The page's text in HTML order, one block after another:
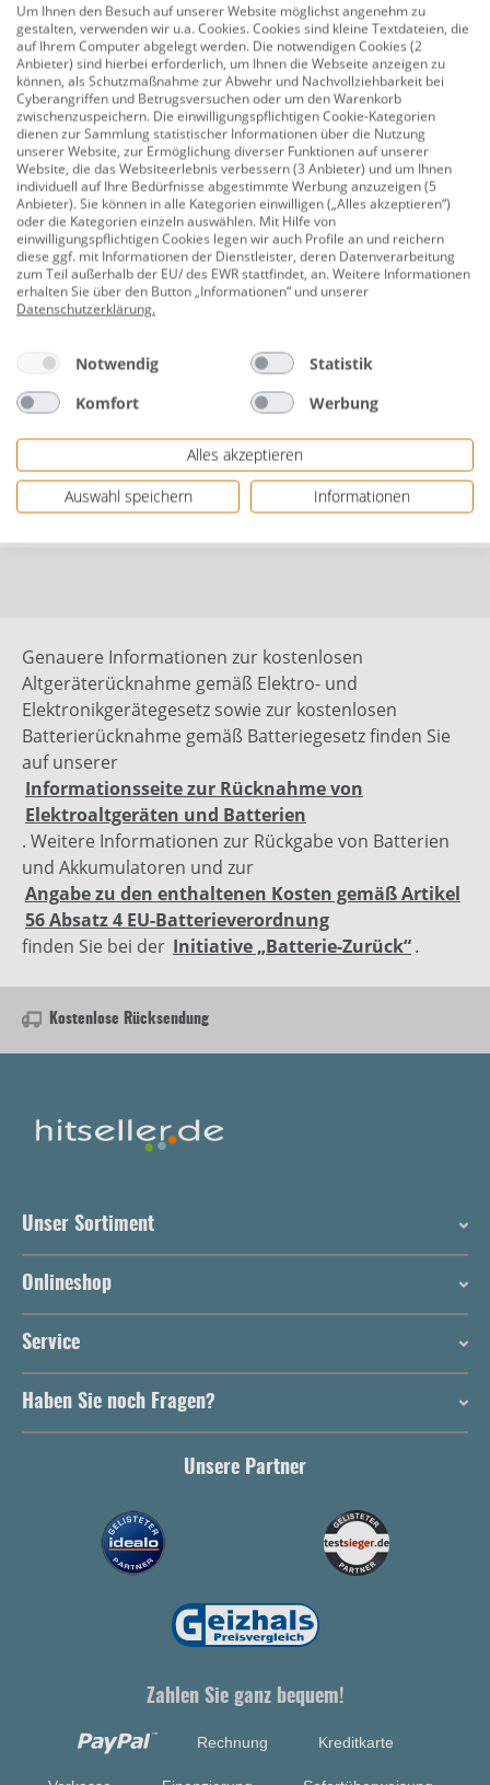
sie bei Bedarf z.B. mit Seilen befestigt werden und hat
durch den verstärkten Rand einen perfekten Halt. Mit
einer Fläche von 9 m² ist die Gewebeplane der perfekte
Schutz für kleine Oberflächen.
Inhalt: 9 m²
Zum Schutz vor Feuchtigkeit, für den Innen- und
Außenbereich
Farbe: grün
Maße: 1,5 x 6 m (B x L)
Stärke: 75 g/m²
Gewicht: 0,68 kg
Herstellerinformationen: Ciret GmbH | Platz der
eMail: info@ciret.eu
Genauere Informationen zur kostenlosen
Altgeräterücknahme gemäß Elektro- und
Elektronikgerätegesetz sowie zur kostenlosen
Batterierücknahme gemäß Batteriegesetz finden Sie
auf unserer
Informationsseite zur Rücknahme von
Elektroaltgeräten und Batterien
. Weitere Informationen zur Rückgabe von Batterien
und Akkumulatoren und zur
Angabe zu den enthaltenen Kosten gemäß Artikel
56 Absatz 4 EU-Batterieverordnung
finden Sie bei der Initiative „Batterie-Zurück“.
Kostenlose Rücksendung
Unser Sortiment
Onlineshop
Service
Haben Sie noch Fragen?
Unsere Partner
Zahlen Sie ganz bequem!
Rechnung Kreditkarte
Um Ihnen den Besuch auf unserer Website möglichst angenehm zu
gestalten, verwenden wir u.a. Cookies. Cookies sind kleine Textdateien, die
auf Ihrem Computer abgelegt werden. Die notwendigen Cookies (2
Anbieter) sind hierbei erforderlich, um Ihnen die Webseite anzeigen zu
können, als Schutzmaßnahme zur Abwehr und Nachvollziehbarkeit bei
Cyberangriffen und Betrugsversuchen oder um den Warenkorb
zwischenzuspeichern. Die einwilligungspflichtigen Cookie-Kategorien
dienen zur Sammlung statistischer Informationen über die Nutzung
unserer Website, zur Ermöglichung diverser Funktionen auf unserer
Website, die das Websiteerlebnis verbessern (3 Anbieter) und um Ihnen
individuell auf Ihre Bedürfnisse abgestimmte Werbung anzuzeigen (5
Anbieter). Sie können in alle Kategorien einwilligen („Alles akzeptieren“)
oder die Kategorien einzeln auswählen. Mit Hilfe von
einwilligungspflichtigen Cookies legen wir auch Profile an und reichern
diese ggf. mit Informationen der Dienstleister, deren Datenverarbeitung
zum Teil außerhalb der EU/ des EWR stattfindet, an. Weitere Informationen
erhalten Sie über den Button „Informationen“ und unserer
Datenschutzerklärung.
Notwendig
Statistik
Komfort
Werbung
Alles akzeptieren
Auswahl speichern
Informationen